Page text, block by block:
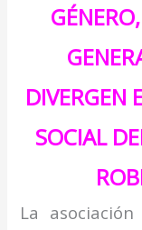
DIVERGEN
SOCIAL
La